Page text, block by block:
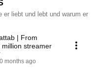
er liebt und lebt und warum er
| From
million streamer
months ago